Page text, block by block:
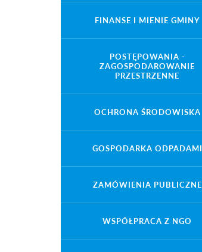
FINANSE I MIENIE GMINY
POSTĘPOWANIA -
ZAGOSPODAROWANIE
PRZESTRZENNE
OCHRONA ŚRODOWISKA
GOSPODARKA ODPADAMI
ZAMÓWIENIA PUBLICZNE
WSPÓŁPRACA Z NGO